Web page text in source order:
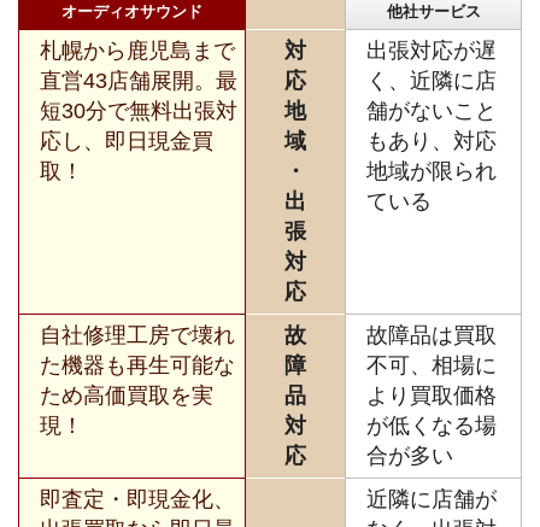
オーディオサウンド 他社サービス
札幌から鹿児島まで
直営43店舗展開。最
短30分で無料出張対
応し、即日現金買
取！
対
応
地
域
・
出
張
対
応
出張対応が遅
く、近隣に店
舗がないこと
もあり、対応
地域が限られ
ている
自社修理工房で壊れ
た機器も再生可能な
ため高価買取を実
現！
故
障
品
対
応
故障品は買取
不可、相場に
より買取価格
が低くなる場
合が多い
即査定・即現金化、
近隣に店舗が